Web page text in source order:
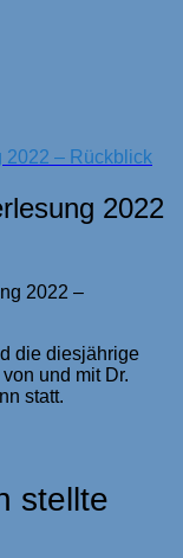
2022 – Rückblick
2022
die diesjährige
und mit Dr.
statt.
stellte